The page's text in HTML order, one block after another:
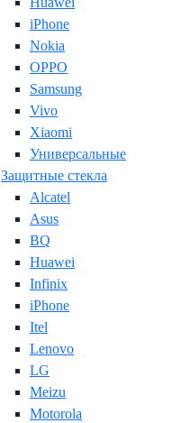
iPhone
Nokia
OPPO
Samsung
Vivo
Xiaomi
Универсальные
Защитные стекла
Alcatel
Asus
BQ
Huawei
Infinix
iPhone
Itel
Lenovo
LG
Meizu
Motorola